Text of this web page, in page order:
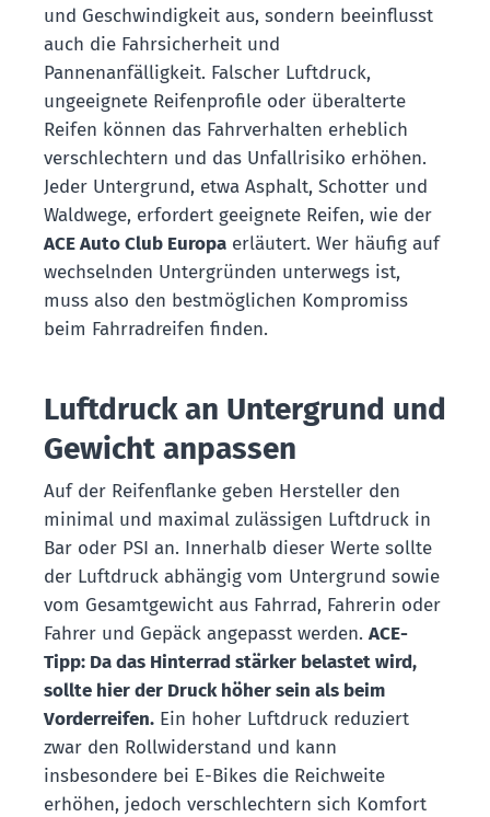
und Geschwindigkeit aus, sondern beeinflusst
auch die Fahrsicherheit und
Pannenanfälligkeit. Falscher Luftdruck,
ungeeignete Reifenprofile oder überalterte
Reifen können das Fahrverhalten erheblich
verschlechtern und das Unfallrisiko erhöhen.
Jeder Untergrund, etwa Asphalt, Schotter und
Waldwege, erfordert geeignete Reifen, wie der
ACE Auto Club Europa erläutert. Wer häufig auf
wechselnden Untergründen unterwegs ist,
muss also den bestmöglichen Kompromiss
beim Fahrradreifen finden.
Luftdruck an Untergrund und
Gewicht anpassen
Auf der Reifenflanke geben Hersteller den
minimal und maximal zulässigen Luftdruck in
Bar oder PSI an. Innerhalb dieser Werte sollte
der Luftdruck abhängig vom Untergrund sowie
vom Gesamtgewicht aus Fahrrad, Fahrerin oder
Fahrer und Gepäck angepasst werden. ACE-
Tipp: Da das Hinterrad stärker belastet wird,
sollte hier der Druck höher sein als beim
Vorderreifen. Ein hoher Luftdruck reduziert
zwar den Rollwiderstand und kann
insbesondere bei E-Bikes die Reichweite
erhöhen, jedoch verschlechtern sich Komfort